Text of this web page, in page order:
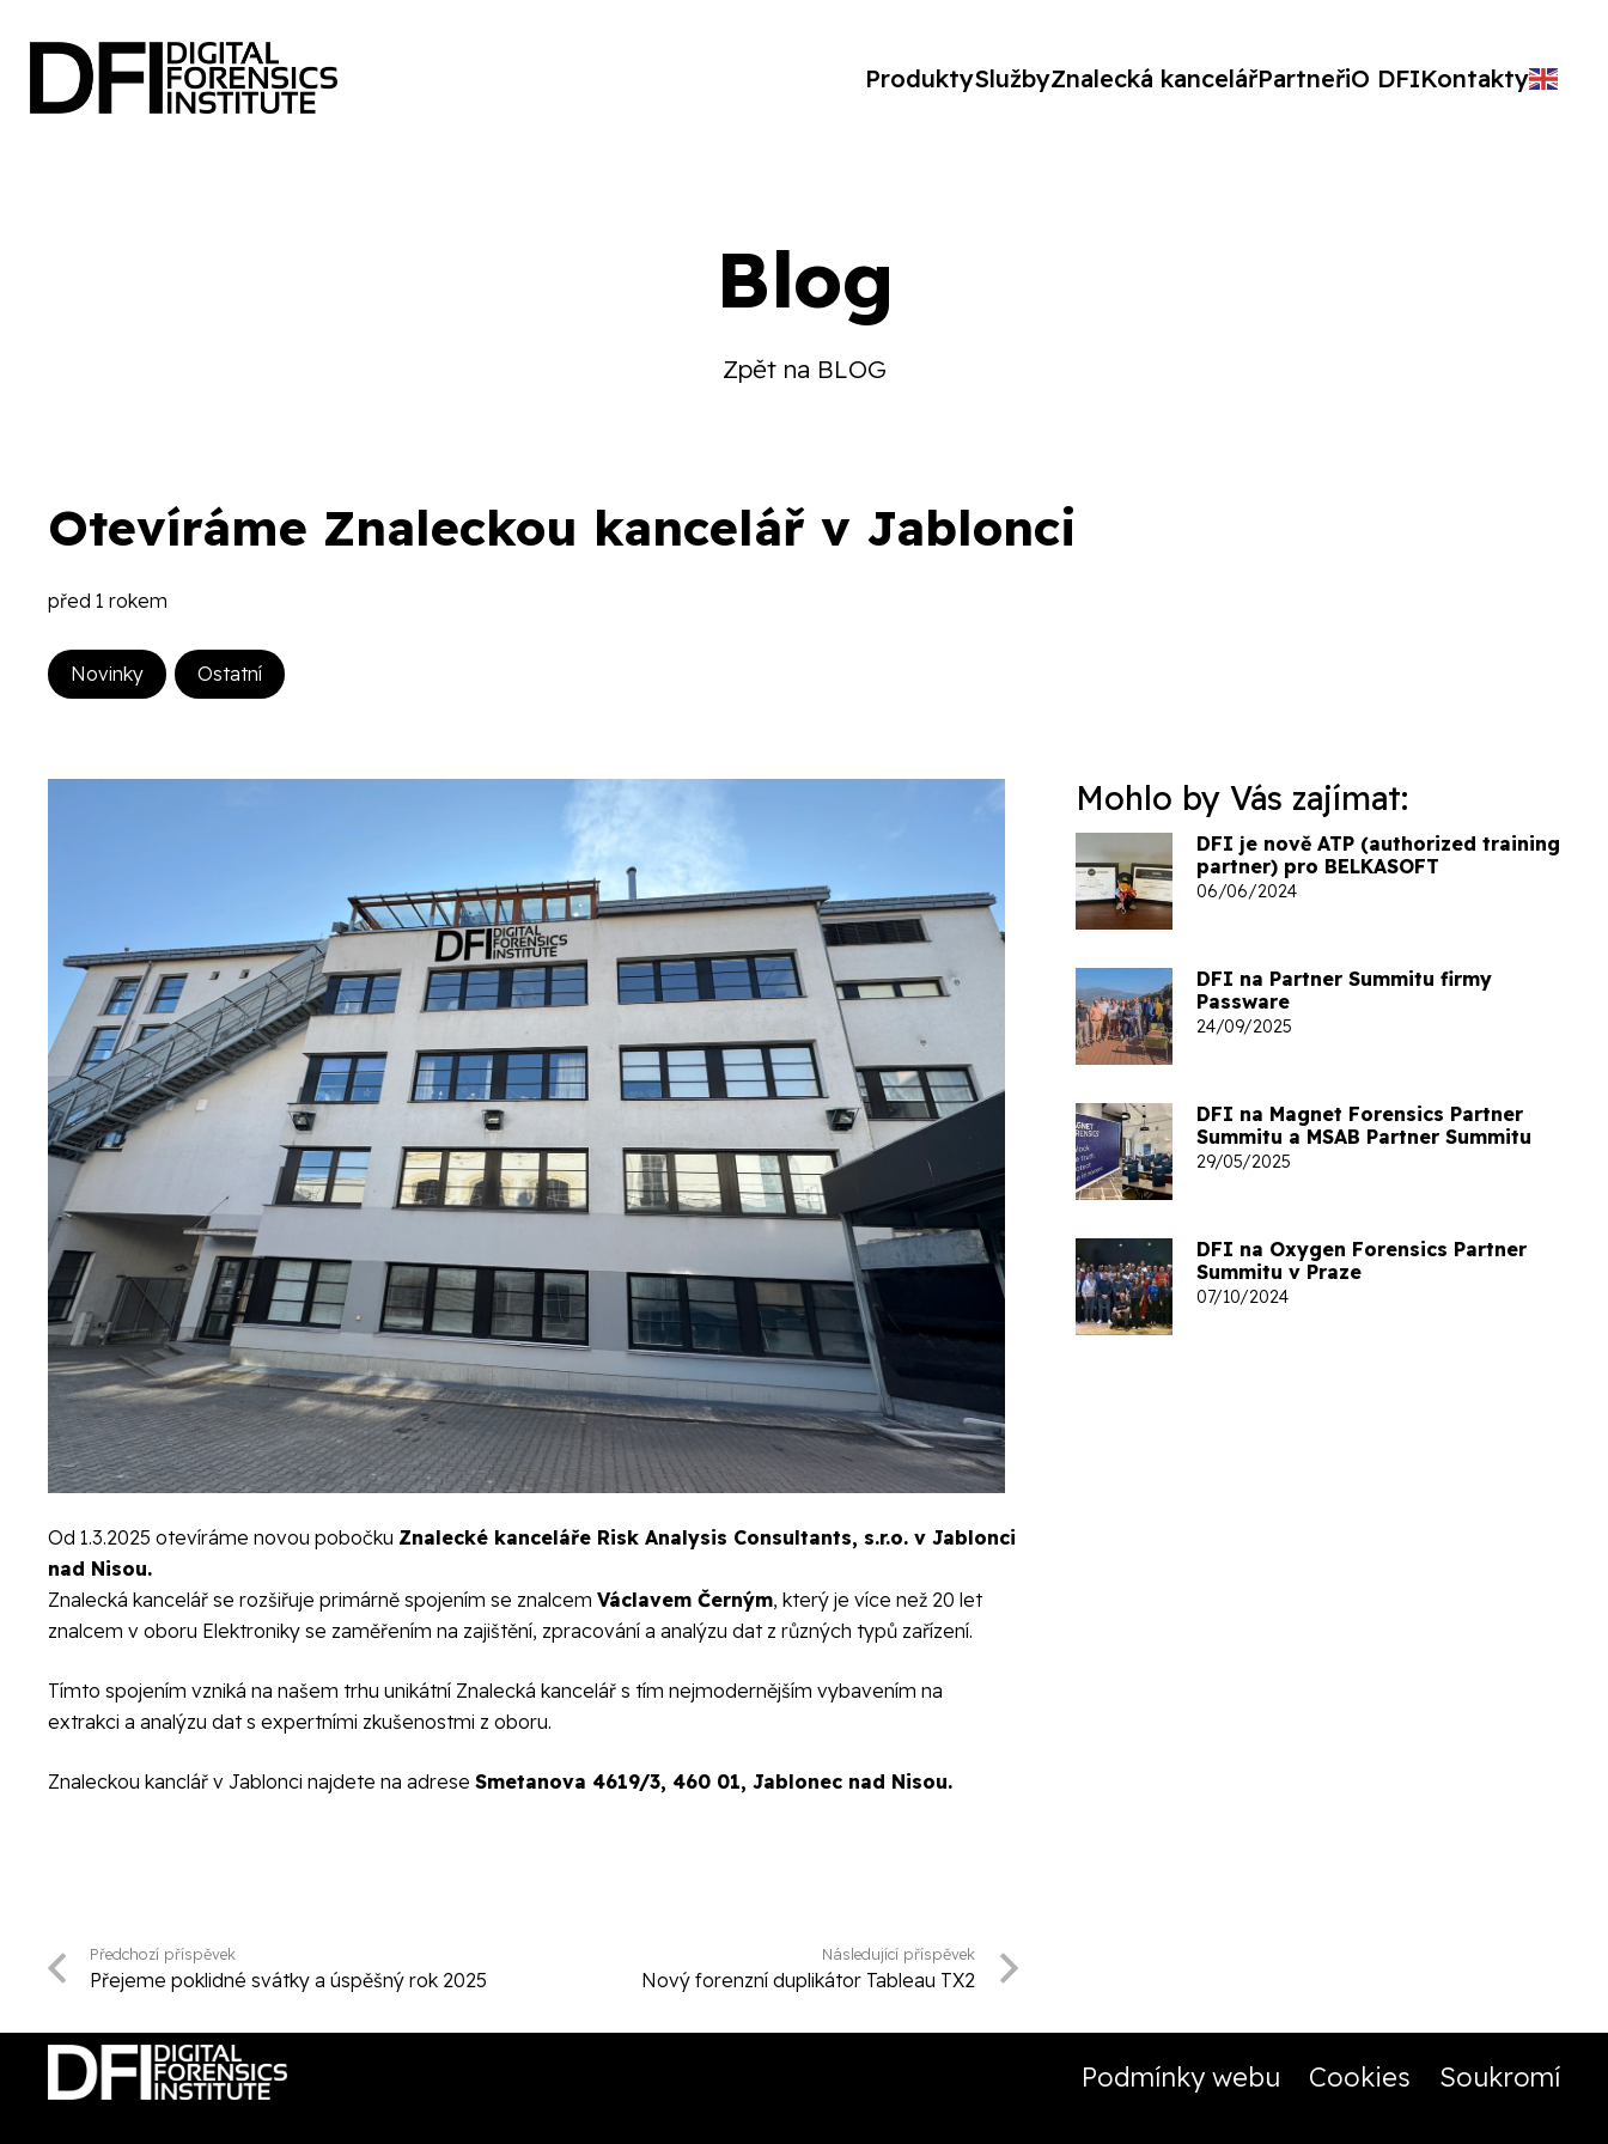
ProduktySlužbyZnalecká kancelářPartneřiO DFIKontakty
Blog
Zpět na BLOG
Otevíráme Znaleckou kancelář v Jablonci
před 1 rokem
Novinky Ostatní
Od 1.3.2025 otevíráme novou pobočku Znalecké kanceláře Risk Analysis Consultants, s.r.o. v Jablonci
nad Nisou.
Znalecká kancelář se rozšiřuje primárně spojením se znalcem Václavem Černým, který je více než 20 let
znalcem v oboru Elektroniky se zaměřením na zajištění, zpracování a analýzu dat z různých typů zařízení.
Tímto spojením vzniká na našem trhu unikátní Znalecká kancelář s tím nejmodernějším vybavením na
extrakci a analýzu dat s expertními zkušenostmi z oboru.
Znaleckou kanclář v Jablonci najdete na adrese Smetanova 4619/3, 460 01, Jablonec nad Nisou.
Předchozí příspěvek
Přejeme poklidné svátky a úspěšný rok 2025
Následující příspěvek
Nový forenzní duplikátor Tableau TX2
Mohlo by Vás zajímat:
DFI je nově ATP (authorized training
partner) pro BELKASOFT
06/06/2024
DFI na Partner Summitu firmy
Passware
24/09/2025
DFI na Magnet Forensics Partner
Summitu a MSAB Partner Summitu
29/05/2025
DFI na Oxygen Forensics Partner
Summitu v Praze
07/10/2024
Podmínky webu Cookies Soukromí